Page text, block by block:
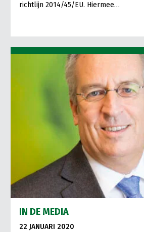
richtlijn 2014/45/EU. Hiermee…
IN DE MEDIA
22 JANUARI 2020